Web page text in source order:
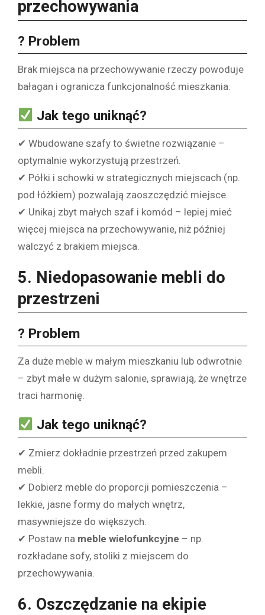
przechowywania
? Problem
Brak miejsca na przechowywanie rzeczy powoduje
bałagan i ogranicza funkcjonalność mieszkania.
Jak tego uniknąć?
✔ Wbudowane szafy to świetne rozwiązanie –
optymalnie wykorzystują przestrzeń.
✔ Półki i schowki w strategicznych miejscach (np.
pod łóżkiem) pozwalają zaoszczędzić miejsce.
✔ Unikaj zbyt małych szaf i komód – lepiej mieć
więcej miejsca na przechowywanie, niż później
walczyć z brakiem miejsca.
5. Niedopasowanie mebli do
przestrzeni
? Problem
Za duże meble w małym mieszkaniu lub odwrotnie
– zbyt małe w dużym salonie, sprawiają, że wnętrze
traci harmonię.
Jak tego uniknąć?
✔ Zmierz dokładnie przestrzeń przed zakupem
mebli.
✔ Dobierz meble do proporcji pomieszczenia –
lekkie, jasne formy do małych wnętrz,
masywniejsze do większych.
✔ Postaw na meble wielofunkcyjne – np.
rozkładane sofy, stoliki z miejscem do
przechowywania.
6. Oszczędzanie na ekipie